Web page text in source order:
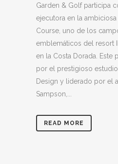
Garden & Golf participa
ejecutora en la
Course, uno de los
emblemáticos del resort
en la Costa Dorada. Este
por el prestigioso
Design y liderado por el
Sampson,...
READ MORE